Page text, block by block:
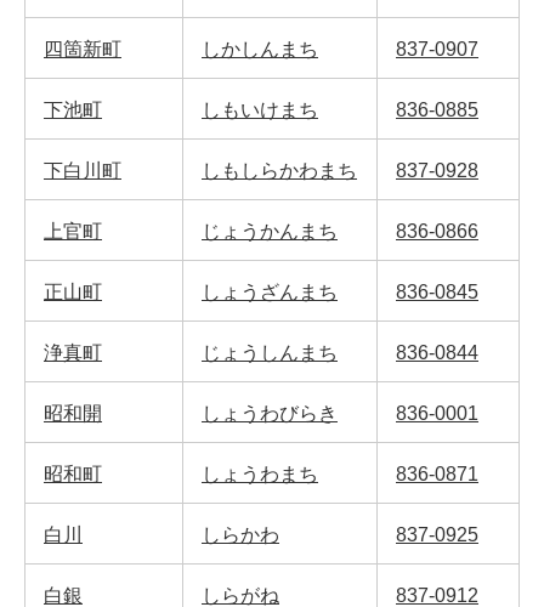
四箇新町 しかしんまち 837-0907
下池町 しもいけまち 836-0885
下白川町 しもしらかわまち 837-0928
上官町 じょうかんまち 836-0866
正山町 しょうざんまち 836-0845
浄真町 じょうしんまち 836-0844
昭和開 しょうわびらき 836-0001
昭和町 しょうわまち 836-0871
白川 しらかわ 837-0925
白銀 しらがね 837-0912